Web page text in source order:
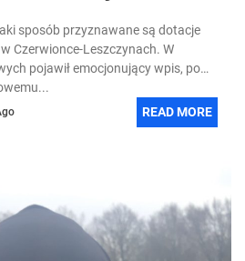
sposób przyznawane są dotacje
Czerwionce-Leszczynach. W
pojawił emocjonujący wpis, po
READ MORE